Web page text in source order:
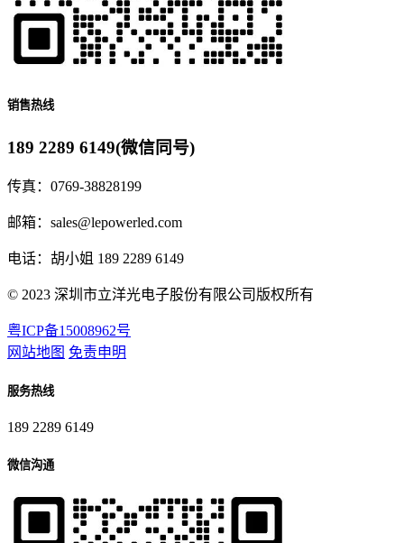
销售热线
189 2289 6149(微信同号)
传真：0769-38828199
邮箱：sales@lepowerled.com
电话：胡小姐 189 2289 6149
© 2023 深圳市立洋光电子股份有限公司版权所有
粤ICP备15008962号
网站地图 免责申明
服务热线
189 2289 6149
微信沟通